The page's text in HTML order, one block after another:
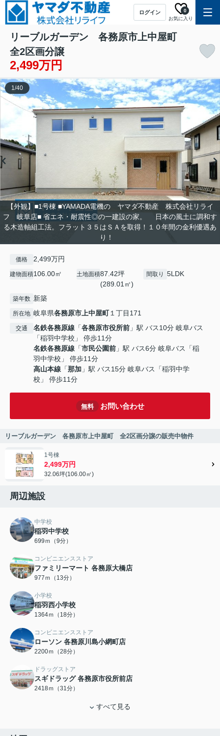
ログイン
お気に入り
0
リーブルガーデン 各務原市上中屋町
全2区画分譲
2,499万円
【外観】■1号棟 ■YAMADA電機の ヤマダ不動産 株式会社リライ
フ 岐阜店■ 省エネ・耐震性◎の一建設の家。 日本の風土に調和す
る木造軸組工法。フラット３５はＳＡを取得！１０年間の金利優遇あ
り！
1/40
価格 2,499万円
建物面積106.00㎡ 土地面積87.42坪
(289.01㎡)
間取り 5LDK
築年数 新築
所在地 岐阜県各務原市上中屋町１丁目171
交通 名鉄各務原線 「各務原市役所前 」駅 バス10分 岐阜バス
「稲羽中学校」 停歩11分
名鉄各務原線 「市民公園前 」駅 バス6分 岐阜バス「稲
羽中学校」 停歩11分
高山本線 「那加 」駅 バス15分 岐阜バス「稲羽中学
校」 停歩11分
無料 お問い合わせ
リーブルガーデン 各務原市上中屋町 全2区画分譲の販売中物件
1号棟
2,499万円
32.06坪(106.00㎡)
周辺施設
中学校
稲羽中学校
699ｍ（9分）
コンビニエンスストア
ファミリーマート 各務原大橋店
977ｍ（13分）
小学校
稲羽西小学校
1364ｍ（18分）
コンビニエンスストア
ローソン 各務原川島小網町店
2200ｍ（28分）
ドラッグストア
スギドラッグ 各務原市役所前店
2418ｍ（31分）
すべて見る